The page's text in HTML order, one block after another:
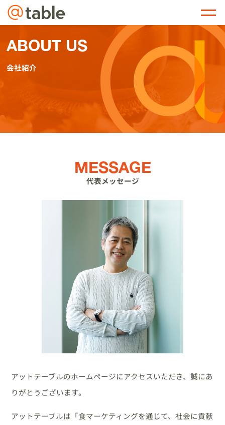
ABOUT US
会社紹介
MESSAGE
代表メッセージ
アットテーブルのホームページにアクセスいただき、誠にあ
りがとうございます。
アットテーブルは「食マーケティングを通じて、社会に貢献